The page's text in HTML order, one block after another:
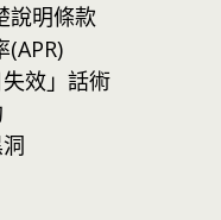
說明條款
效」話術